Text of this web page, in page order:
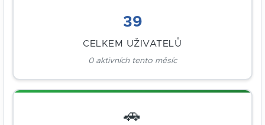
39
CELKEM UŽIVATELŮ
0 aktivních tento měsíc
🚗